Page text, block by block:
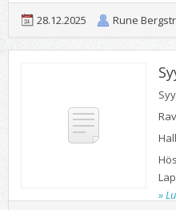
28.12.2025 Rune
»